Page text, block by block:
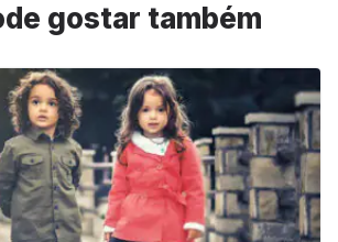
gostar também